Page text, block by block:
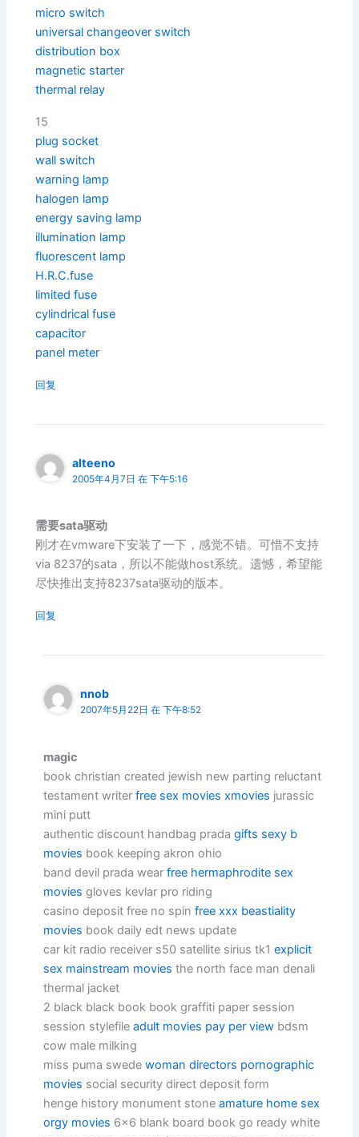
micro switch
universal changeover switch
distribution box
magnetic starter
thermal relay
15
plug socket
wall switch
warning lamp
halogen lamp
energy saving lamp
illumination lamp
fluorescent lamp
H.R.C.fuse
limited fuse
cylindrical fuse
capacitor
panel meter
回复
alteeno
2005年4月7日 在 下午5:16
需要sata驱动
刚才在vmware下安装了一下，感觉不错。可惜不支持
via 8237的sata，所以不能做host系统。遗憾，希望能
尽快推出支持8237sata驱动的版本。
回复
nnob
2007年5月22日 在 下午8:52
magic
book christian created jewish new parting reluctant
testament writerfree sex movies xmovies jurassic
mini putt
authentic discount handbag pradagifts sexy b
movies book keeping akron ohio
band devil prada wearfree hermaphrodite sex
movies gloves kevlar pro riding
casino deposit free no spinfree xxx beastiality
movies book daily edt news update
car kit radio receiver s50 satellite sirius tk1explicit
sex mainstream movies the north face man denali
thermal jacket
2 black black book book graffiti paper session
session stylefileadult movies pay per view bdsm
cow male milking
miss puma swedewoman directors pornographic
movies social security direct deposit form
henge history monument stoneamature home sex
orgy movies 6×6 blank board book go ready white